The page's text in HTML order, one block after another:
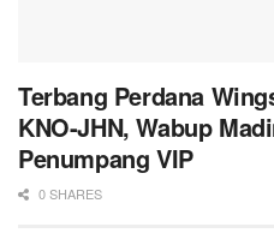
Terbang Perdana
KNO-JHN, Wabup
Penumpang VIP
0 SHARES